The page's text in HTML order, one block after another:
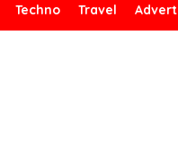
Techno Travel